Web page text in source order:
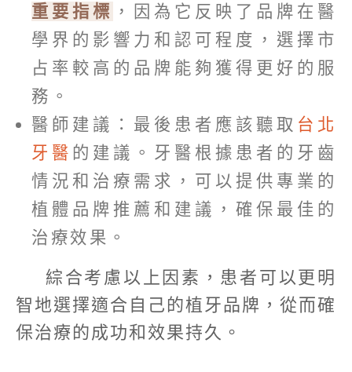
重要指標 ，因為它反映了品牌在醫
學界的影響力和認可程度，選擇市
占率較高的品牌能夠獲得更好的服
務。
醫師建議：最後患者應該聽取 台北
牙醫 的建議。牙醫根據患者的牙齒
情況和治療需求，可以提供專業的
植體品牌推薦和建議，確保最佳的
治療效果。
綜合考慮以上因素，患者可以更明
智地選擇適合自己的植牙品牌，從而確
保治療的成功和效果持久。